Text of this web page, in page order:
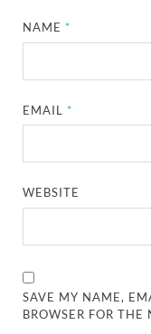
NAME*
EMAIL*
WEBSITE
SAVE MY NAME,
BROWSER FOR